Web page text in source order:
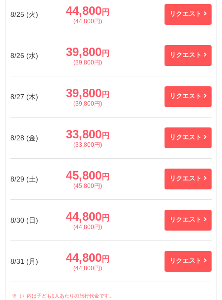
8/25 (火) 44,800円
(44,800円)
リクエスト
8/26 (水) 39,800円
(39,800円)
リクエスト
8/27 (木) 39,800円
(39,800円)
リクエスト
8/28 (金) 33,800円
(33,800円)
リクエスト
8/29 (土) 45,800円
(45,800円)
リクエスト
8/30 (日) 44,800円
(44,800円)
リクエスト
8/31 (月) 44,800円
(44,800円)
リクエスト
※（）内は子ども1人あたりの旅行代金です。